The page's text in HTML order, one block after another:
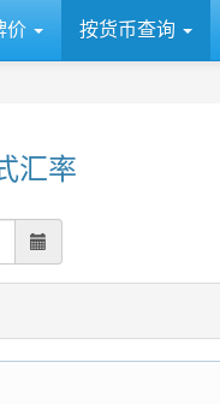
价 按货币查询
汇率